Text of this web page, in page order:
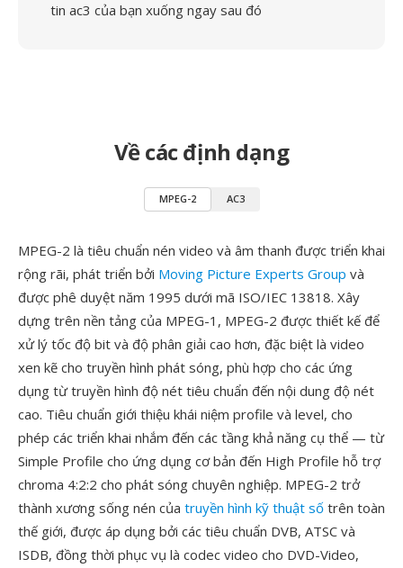
tin ac3 của bạn xuống ngay sau đó
Về các định dạng
MPEG-2 AC3
MPEG-2 là tiêu chuẩn nén video và âm thanh được triển khai
rộng rãi, phát triển bởi Moving Picture Experts Group và
được phê duyệt năm 1995 dưới mã ISO/IEC 13818. Xây
dựng trên nền tảng của MPEG-1, MPEG-2 được thiết kế để
xử lý tốc độ bit và độ phân giải cao hơn, đặc biệt là video
xen kẽ cho truyền hình phát sóng, phù hợp cho các ứng
dụng từ truyền hình độ nét tiêu chuẩn đến nội dung độ nét
cao. Tiêu chuẩn giới thiệu khái niệm profile và level, cho
phép các triển khai nhắm đến các tầng khả năng cụ thể — từ
Simple Profile cho ứng dụng cơ bản đến High Profile hỗ trợ
chroma 4:2:2 cho phát sóng chuyên nghiệp. MPEG-2 trở
thành xương sống nén của truyền hình kỹ thuật số trên toàn
thế giới, được áp dụng bởi các tiêu chuẩn DVB, ATSC và
ISDB, đồng thời phục vụ là codec video cho DVD-Video,